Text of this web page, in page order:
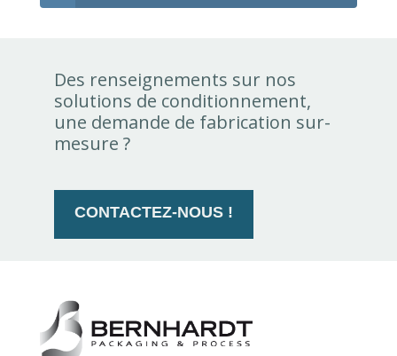
Des renseignements sur nos
solutions de conditionnement,
une demande de fabrication sur-
mesure ?
CONTACTEZ-NOUS !